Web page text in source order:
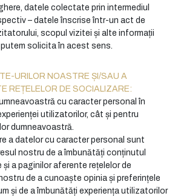
datele colectate prin intermediul
– datele înscrise într-un act de
scopul vizitei și alte informații
solicita în acest sens.
URILOR NOASTRE ȘI/SAU A
REȚELELOR DE SOCIALIZARE:
cu caracter personal în
utilizatorilor, cât și pentru
dumneavoastră.
a datelor cu caracter personal sunt
nostru de a îmbunătăți conținutul
a paginilor aferente rețelelor de
de a cunoaște opinia și preferințele
și de a îmbunătăți experiența utilizatorilor